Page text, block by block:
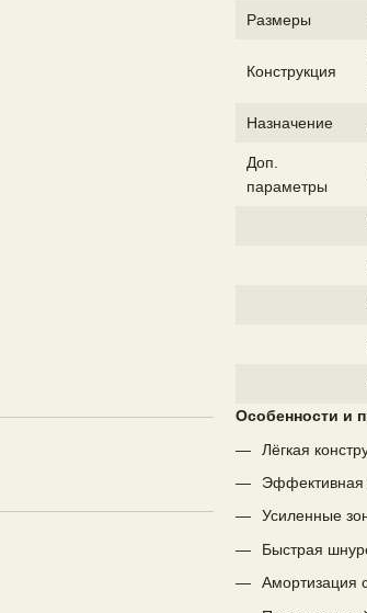
Размеры
Конструкция
Назначение
Доп.
параметры
Особенности и
Лёгкая
Эффективная
Усиленные
Быстрая
Амортизация